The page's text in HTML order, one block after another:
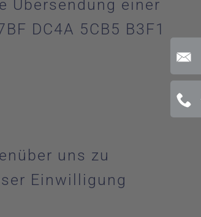
Übersendung einer
DC4A 5CB5 B3F1
uns zu
Einwilligung